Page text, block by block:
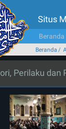
Situs
Beranda
Beranda
Perilaku dan